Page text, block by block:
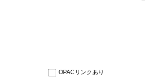
OPACリンクあり